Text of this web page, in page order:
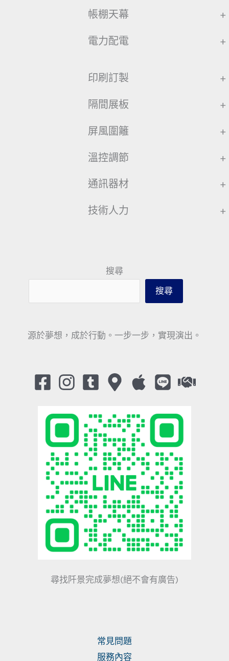
帳棚天幕 +
電力配電 +
印刷訂製 +
隔間展板 +
屏風圍籬 +
溫控調節 +
通訊器材 +
技術人力 +
搜尋
搜尋
源於夢想，成於行動。一步一步，實現演出。
尋找阡景完成夢想(絕不會有廣告)
常見問題
服務內容